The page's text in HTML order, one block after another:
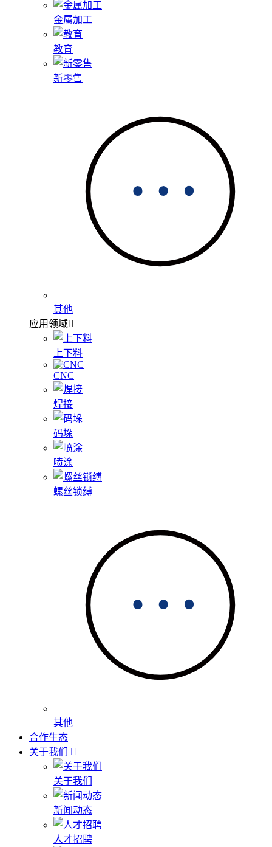
金属加工
教育
新零售
其他
应用领域
上下料
CNC
焊接
码垛
喷涂
螺丝锁缚
其他
合作生态
关于我们
关于我们
新闻动态
人才招聘